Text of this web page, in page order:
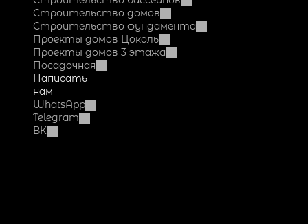
Строительство домов
Строительство фундамента
Проекты домов Цоколь
Проекты домов 3 этажа
Посадочная
Написать
нам
WhatsApp
Telegram
ВК